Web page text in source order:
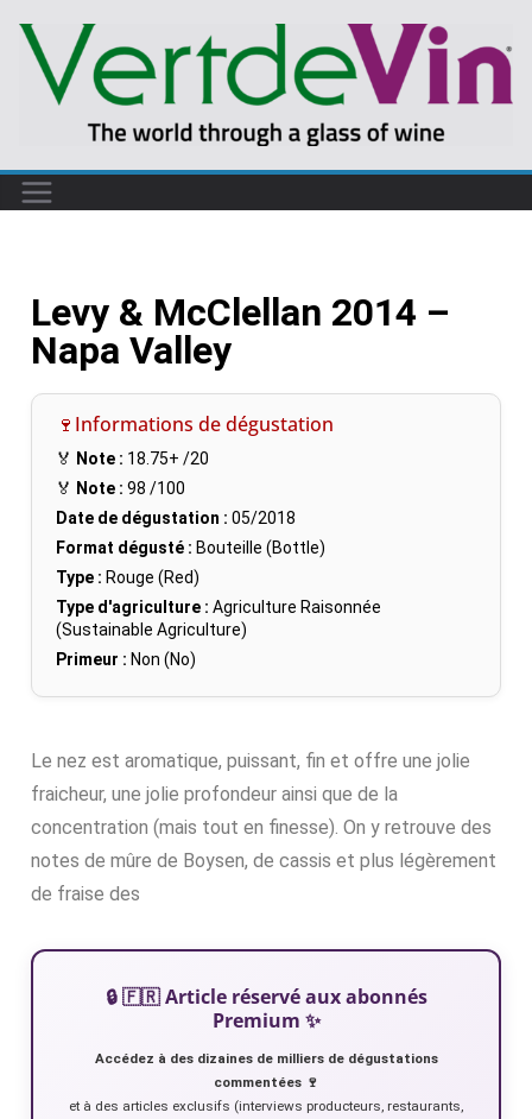
Levy & McClellan 2014 –
Napa Valley
🍷Informations de dégustation
🏅 Note : 18.75+ /20
🏅 Note : 98 /100
Date de dégustation : 05/2018
Format dégusté : Bouteille (Bottle)
Type : Rouge (Red)
Type d'agriculture : Agriculture Raisonnée
(Sustainable Agriculture)
Primeur : Non (No)
Le nez est aromatique, puissant, fin et offre une jolie
fraicheur, une jolie profondeur ainsi que de la
concentration (mais tout en finesse). On y retrouve des
notes de mûre de Boysen, de cassis et plus légèrement
de fraise des
🔒 🇫🇷 Article réservé aux abonnés
Premium ✨
Accédez à des dizaines de milliers de dégustations
commentées 🍷
et à des articles exclusifs (interviews producteurs, restaurants,